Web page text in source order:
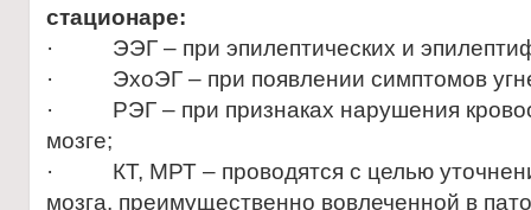
стационаре:
· ЭЭГ – при эпилептических и
· ЭхоЭГ – при появлении симптомов
· РЭГ – при признаках нарушения
мозге;
· КТ, МРТ – проводятся с целью
мозга, преимущественно вовлеченной в